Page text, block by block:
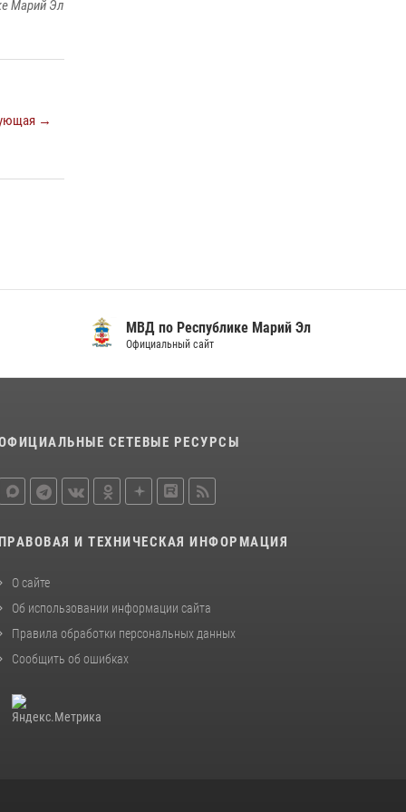
Марий Эл
→
11 июля 2026, 06:20 9 1
МВД по Республике Марий Эл
Официальный сайт
СЕТЕВЫЕ РЕСУРСЫ
ПРАВОВАЯ И ТЕХНИЧЕСКАЯ ИНФОРМАЦИЯ
О сайте
Об использовании информации сайта
Правила обработки персональных данных
Сообщить об ошибках